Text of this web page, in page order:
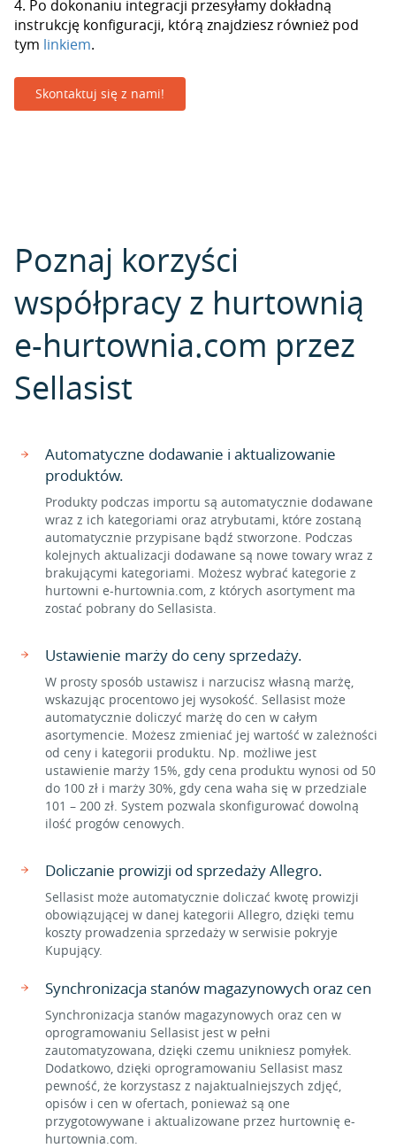
4. Po dokonaniu integracji przesyłamy dokładną
instrukcję konfiguracji, którą znajdziesz również pod
tym linkiem.
Skontaktuj się z nami!
Poznaj korzyści
współpracy z hurtownią
e-hurtownia.com przez
Sellasist
Automatyczne dodawanie i aktualizowanie
produktów.
Produkty podczas importu są automatycznie dodawane
wraz z ich kategoriami oraz atrybutami, które zostaną
automatycznie przypisane bądź stworzone. Podczas
kolejnych aktualizacji dodawane są nowe towary wraz z
brakującymi kategoriami. Możesz wybrać kategorie z
hurtowni e-hurtownia.com, z których asortyment ma
zostać pobrany do Sellasista.
Ustawienie marży do ceny sprzedaży.
W prosty sposób ustawisz i narzucisz własną marżę,
wskazując procentowo jej wysokość. Sellasist może
automatycznie doliczyć marżę do cen w całym
asortymencie. Możesz zmieniać jej wartość w zależności
od ceny i kategorii produktu. Np. możliwe jest
ustawienie marży 15%, gdy cena produktu wynosi od 50
do 100 zł i marży 30%, gdy cena waha się w przedziale
101 – 200 zł. System pozwala skonfigurować dowolną
ilość progów cenowych.
Doliczanie prowizji od sprzedaży Allegro.
Sellasist może automatycznie doliczać kwotę prowizji
obowiązującej w danej kategorii Allegro, dzięki temu
koszty prowadzenia sprzedaży w serwisie pokryje
Kupujący.
Synchronizacja stanów magazynowych oraz cen
Synchronizacja stanów magazynowych oraz cen w
oprogramowaniu Sellasist jest w pełni
zautomatyzowana, dzięki czemu unikniesz pomyłek.
Dodatkowo, dzięki oprogramowaniu Sellasist masz
pewność, że korzystasz z najaktualniejszych zdjęć,
opisów i cen w ofertach, ponieważ są one
przygotowywane i aktualizowane przez hurtownię e-
hurtownia.com.